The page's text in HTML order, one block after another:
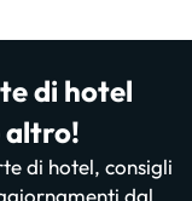
di hotel
altro!
di hotel, consigli
dal